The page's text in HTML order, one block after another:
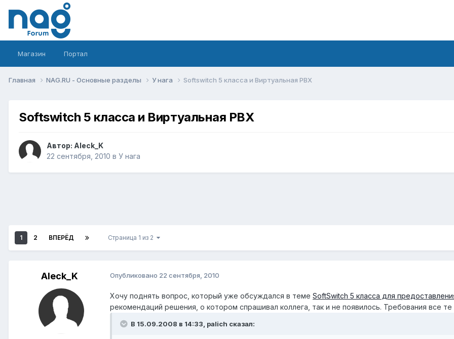
Магазин Портал
Главная NAG.RU - Основные разделы У нага Softswitch 5 класса и Виртуальная PBX
Softswitch 5 класса и Виртуальная PBX
Автор: Aleck_K
22 сентября, 2010 в У нага
1 2 ВПЕРЁД Страница 1 из 2
Aleck_K Опубликовано 22 сентября, 2010
Хочу поднять вопрос, который уже обсуждался в теме SoftSwitch 5 класса для
рекомендаций решения, о котором спрашивал коллега, так и не появилось. Требования все те
В 15.09.2008 в 14:33, palich сказал: